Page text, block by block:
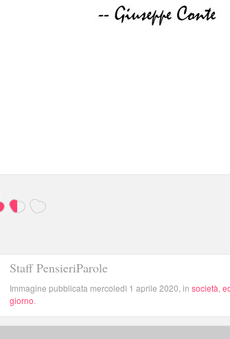
Staff PensieriParole
Immagine pubblicata mercoledì 1 aprile 2020, in società
giorno